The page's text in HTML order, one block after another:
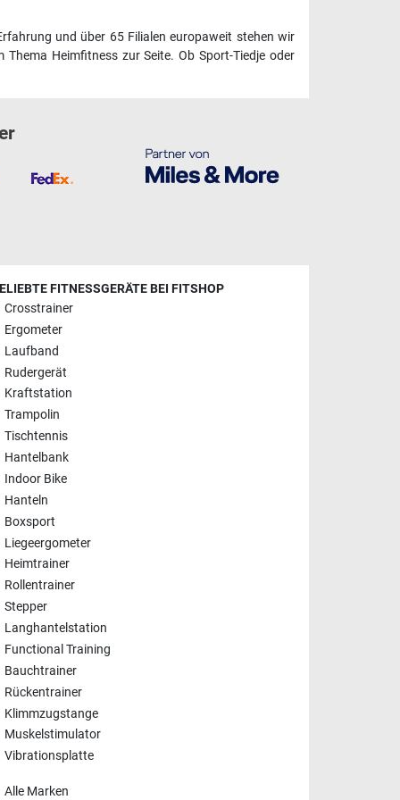
und über 65 Filialen europaweit stehen wir
Heimfitness zur Seite. Ob Sport-Tiedje oder
FITNESSGERÄTE BEI FITSHOP
Crosstrainer
Ergometer
Laufband
Rudergerät
Kraftstation
Trampolin
Tischtennis
Hantelbank
Indoor Bike
Hanteln
Boxsport
Liegeergometer
Heimtrainer
Rollentrainer
Stepper
Langhantelstation
Functional Training
Bauchtrainer
Rückentrainer
Klimmzugstange
Muskelstimulator
Vibrationsplatte
Alle Marken